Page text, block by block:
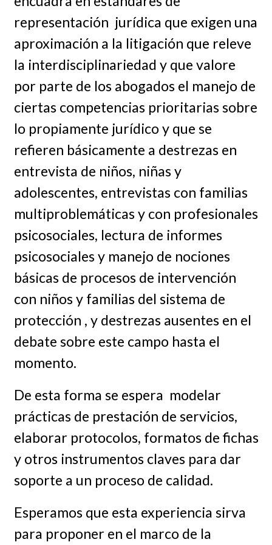
representación jurídica que exigen una
aproximación a la litigación que releve
la interdisciplinariedad y que valore
por parte de los abogados el manejo de
ciertas competencias prioritarias sobre
lo propiamente jurídico y que se
refieren básicamente a destrezas en
entrevista de niños, niñas y
adolescentes, entrevistas con familias
multiproblemáticas y con profesionales
psicosociales, lectura de informes
psicosociales y manejo de nociones
básicas de procesos de intervención
con niños y familias del sistema de
protección , y destrezas ausentes en el
debate sobre este campo hasta el
momento.
De esta forma se espera modelar
prácticas de prestación de servicios,
elaborar protocolos, formatos de fichas
y otros instrumentos claves para dar
soporte a un proceso de calidad.
Esperamos que esta experiencia sirva
para proponer en el marco de la